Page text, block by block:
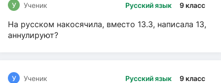
Русский язык 9 класс
У Ученик
На русском накосячила, вместо 13.3, написала 13,
аннулируют?
Русский язык 9 класс
У Ученик